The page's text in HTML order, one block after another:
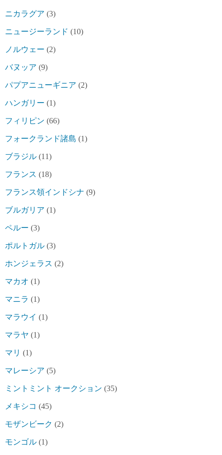
ニカラグア (3)
ニュージーランド (10)
ノルウェー (2)
バヌッア (9)
パプアニューギニア (2)
ハンガリー (1)
フィリピン (66)
フォークランド諸島 (1)
ブラジル (11)
フランス (18)
フランス領インドシナ (9)
ブルガリア (1)
ペルー (3)
ポルトガル (3)
ホンジェラス (2)
マカオ (1)
マニラ (1)
マラウイ (1)
マラヤ (1)
マリ (1)
マレーシア (5)
ミントミント オークション (35)
メキシコ (45)
モザンビーク (2)
モンゴル (1)